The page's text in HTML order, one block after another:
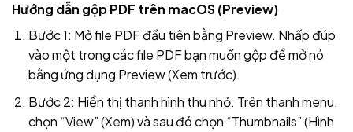
Hướng dẫn gộp PDF trên macOS (Preview)
Bước 1: Mở file PDF đầu tiên bằng Preview. Nhấp đúp
vào một trong các file PDF bạn muốn gộp để mở nó
bằng ứng dụng Preview (Xem trước).
Bước 2: Hiển thị thanh hình thu nhỏ. Trên thanh menu,
chọn “View” (Xem) và sau đó chọn “Thumbnails” (Hình